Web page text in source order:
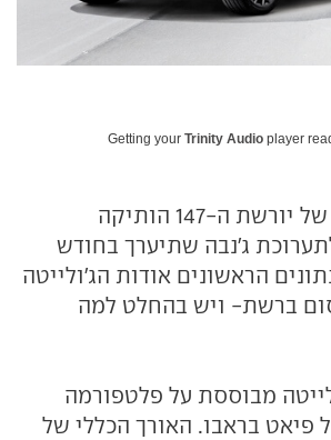
Getting your Trinity Audio player
הצגתה הרשמית של יורשת ה-147 הותיקה
ג'נבה שתיערך בחודש
אך הנתונים הראשונים אודות הג'ולייטה
ברשת- ויש בהחלט למה
מבוססת על פלטפורמה
פיאט בראבו. האורך הכללי של